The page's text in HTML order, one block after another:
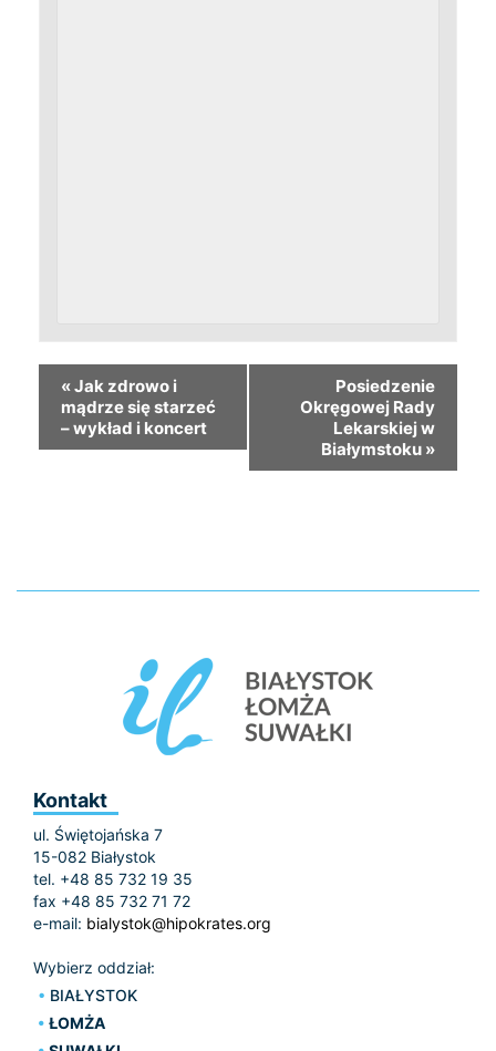
«Jak zdrowo i
mądrze się starzeć
– wykład i koncert
Posiedzenie
Okręgowej Rady
Lekarskiej w
Białymstoku »
Kontakt
ul. Świętojańska 7
15-082 Białystok
tel. +48 85 732 19 35
fax +48 85 732 71 72
e-mail: bialystok@hipokrates.org
Wybierz oddział:
BIAŁYSTOK
ŁOMŻA